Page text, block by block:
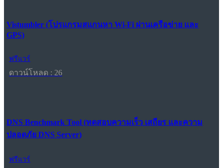
Vistumbler (โปรแกรมสแกนหา Wi-Fi ผ่านเครือข่าย และ
GPS)
ฟรีแวร์
ดาวน์โหลด : 26
DNS Benchmark Tool (ทดสอบความเร็ว เสถียร และความ
ปลอดภัย DNS Server)
ฟรีแวร์